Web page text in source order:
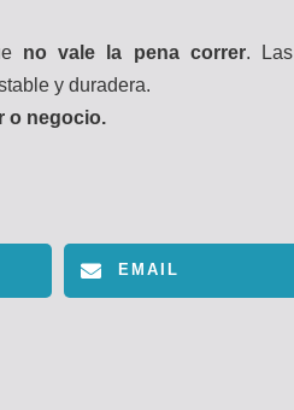
no vale la pena correr. Las
y duradera.
o negocio.
EMAIL